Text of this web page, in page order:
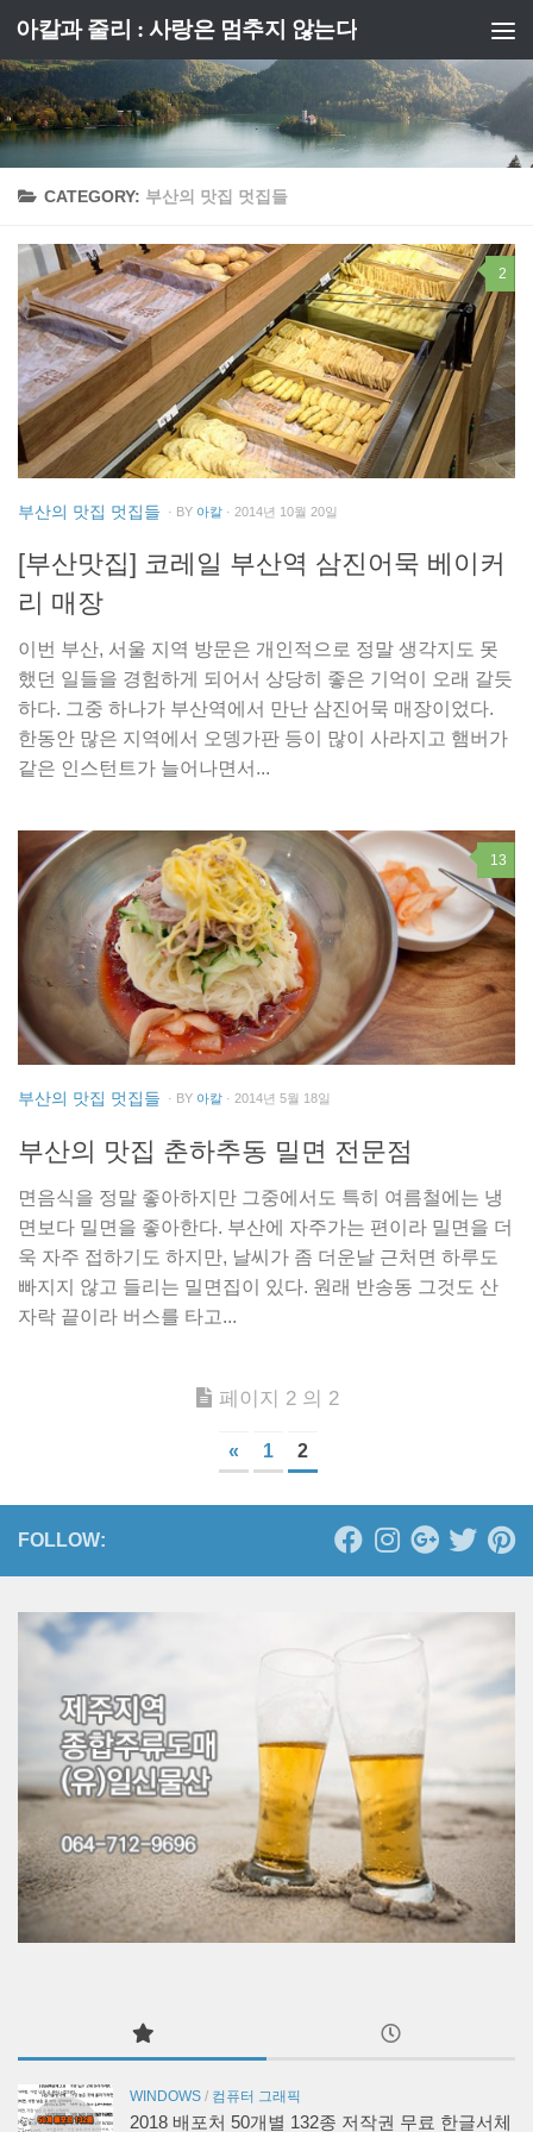
Skip to content
아칼과 줄리 : 사랑은 멈추지 않는다
CATEGORY: 부산의 맛집 멋집들
2
부산의 맛집 멋집들 · BY 아칼 · 2014년 10월 20일
[부산맛집] 코레일 부산역 삼진어묵 베이커
리 매장
이번 부산, 서울 지역 방문은 개인적으로 정말 생각지도 못
했던 일들을 경험하게 되어서 상당히 좋은 기억이 오래 갈듯
하다. 그중 하나가 부산역에서 만난 삼진어묵 매장이었다.
한동안 많은 지역에서 오뎅가판 등이 많이 사라지고 햄버가
같은 인스턴트가 늘어나면서...
13
부산의 맛집 멋집들 · BY 아칼 · 2014년 5월 18일
부산의 맛집 춘하추동 밀면 전문점
면음식을 정말 좋아하지만 그중에서도 특히 여름철에는 냉
면보다 밀면을 좋아한다. 부산에 자주가는 편이라 밀면을 더
욱 자주 접하기도 하지만, 날씨가 좀 더운날 근처면 하루도
빠지지 않고 들리는 밀면집이 있다. 원래 반송동 그것도 산
자락 끝이라 버스를 타고...
페이지 2 의 2
« 1 2
FOLLOW:
WINDOWS / 컴퓨터 그래픽
2018 배포처 50개별 132종 저작권 무료 한글서체